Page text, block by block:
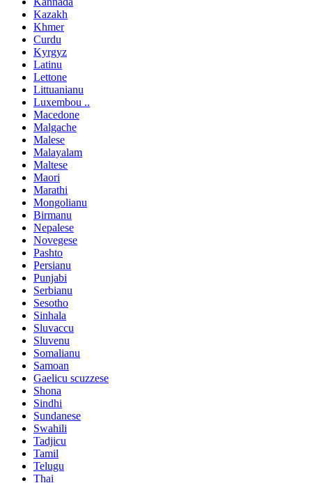
Kazakh
Khmer
Curdu
Kyrgyz
Latinu
Lettone
Littuanianu
Luxembou ..
Macedone
Malgache
Malese
Malayalam
Maltese
Maori
Marathi
Mongolianu
Birmanu
Nepalese
Novegese
Pashto
Persianu
Punjabi
Serbianu
Sesotho
Sinhala
Sluvaccu
Sluvenu
Somalianu
Samoan
Gaelicu scuzzese
Shona
Sindhi
Sundanese
Swahili
Tadjicu
Tamil
Telugu
Thai